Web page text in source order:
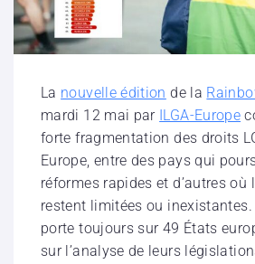
La nouvelle édition de la
mardi 12 mai par ILGA-Europe
forte fragmentation des droits
Europe, entre des pays qui
réformes rapides et d’autres où
restent limitées ou
porte toujours sur 49 États
sur l’analyse de leurs